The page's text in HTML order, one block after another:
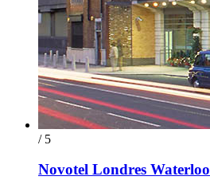
/ 5
Novotel Londres Waterloo